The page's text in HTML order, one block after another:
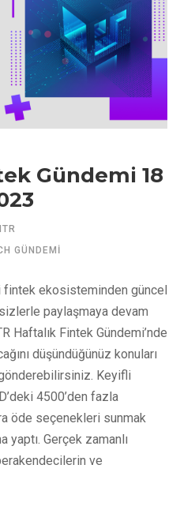
Gündemi 18
GÜNDEMI
fintek ekosisteminden güncel
paylaşmaya devam
Haftalık Fintek Gündemi’nde
düşündüğünüz konuları
Keyifli
4500’den fazla
öde seçenekleri sunmak
Gerçek zamanlı
ve